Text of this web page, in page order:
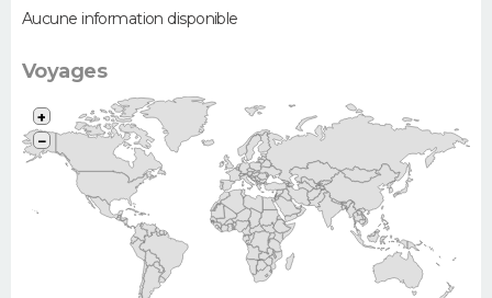
Aucune information disponible
Voyages
+
−